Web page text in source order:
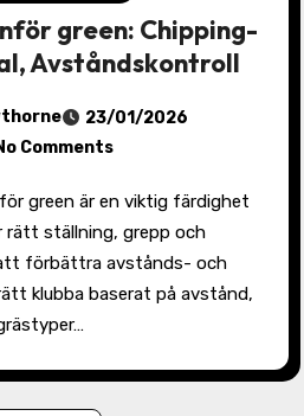
green: Chipping-
Avståndskontroll
23/01/2026
Comments
rätt ställning, grepp och
förbättra avstånds- och
klubba baserat på avstånd,